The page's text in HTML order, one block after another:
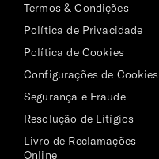
Termos & Condições
Política de Privacidade
Política de Cookies
Configurações de Cookies
Segurança e Fraude
Resolução de Litígios
Livro de Reclamações
Online